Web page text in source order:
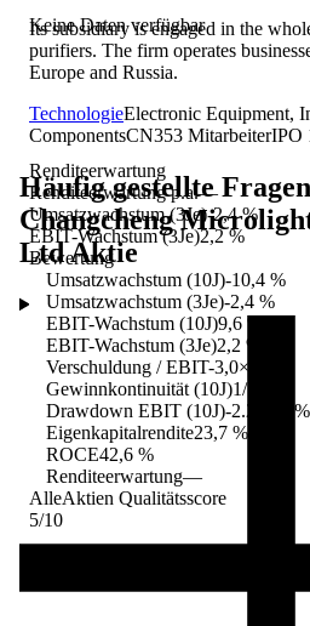
Keine Daten verfügbar
Renditeerwartung
Renditeerwartung p.a.—
Umsatzwachstum (3Je)-2,4 %
EBIT-Wachstum (3Je)2,2 %
Bewertung
Umsatzwachstum (10J)-10,4 %
Umsatzwachstum (3Je)-2,4 %
EBIT-Wachstum (10J)9,6 %
EBIT-Wachstum (3Je)2,2 %
Verschuldung / EBIT-3,0×
Gewinnkontinuität (10J)1/10
Drawdown EBIT (10J)-2.268,4 %
Eigenkapitalrendite23,7 %
ROCE42,6 %
Renditeerwartung—
AlleAktien Qualitätsscore
5/10
Its subsidiary is engaged in the
purifiers. The firm operates
Europe and Russia.
TechnologieElectronic Equipment,
ComponentsCN353 MitarbeiterIPO
Häufig gestellte
Changcheng
LtdAktie